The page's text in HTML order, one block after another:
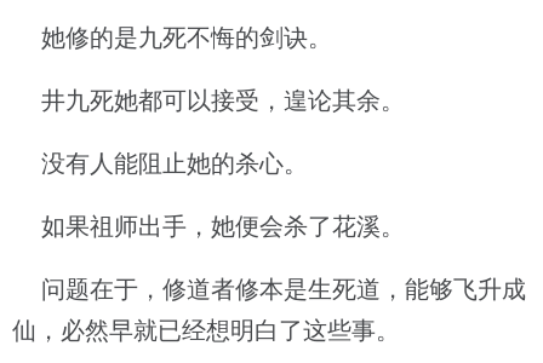
她修的是九死不悔的剑诀。
井九死她都可以接受，遑论其余。
没有人能阻止她的杀心。
如果祖师出手，她便会杀了花溪。
问题在于，修道者修本是生死道，能够飞升成
仙，必然早就已经想明白了这些事。